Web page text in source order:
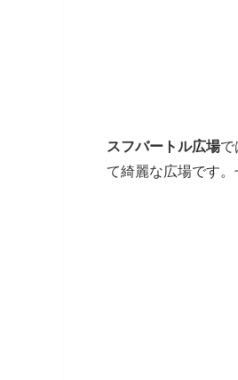
スフバートル広場で
て綺麗な広場です。